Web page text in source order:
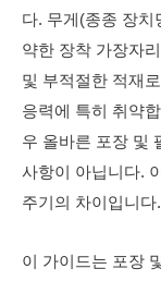
다. 무게(종종 장치
약한 장착 가장자
및 부적절한 적재
응력에 특히 취약
우 올바른 포장 및
사항이 아닙니다.
주기의 차이입니다.
이 가이드는 포장